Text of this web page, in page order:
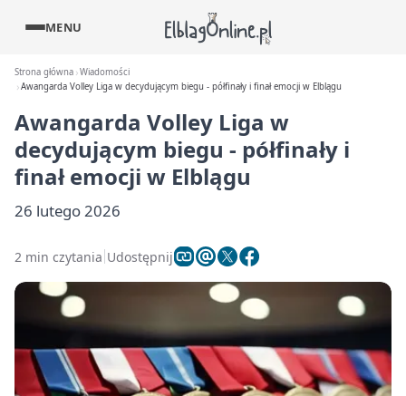
MENU
Strona główna Wiadomości
Awangarda Volley Liga w decydującym biegu - półfinały i finał emocji w Elblągu
Awangarda Volley Liga w
decydującym biegu - półfinały i
finał emocji w Elblągu
26 lutego 2026
2 min czytania Udostępnij